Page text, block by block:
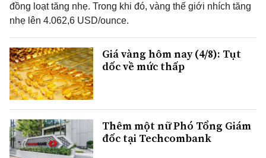
đồng loạt tăng nhẹ. Trong khi đó, vàng thế giới nhích tăng
nhẹ lên 4.062,6 USD/ounce.
Giá vàng hôm nay (4/8): Tụt
dốc về mức thấp
Thêm một nữ Phó Tổng Giám
đốc tại Techcombank